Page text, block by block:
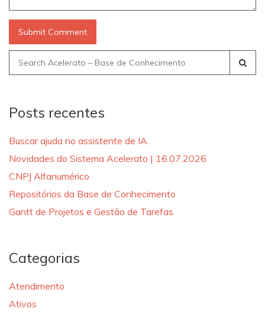
Search
for:
Posts recentes
Buscar ajuda no assistente de IA.
Novidades do Sistema Acelerato | 16.07.2026
CNPJ Alfanumérico
Repositórios da Base de Conhecimento
Gantt de Projetos e Gestão de Tarefas
Categorias
Atendimento
Ativos